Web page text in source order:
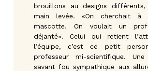
brouillons au designs différents,
main levée. «On cherchait à
mascotte. On voulait un
déjanté». Celui qui retient
l’équipe, c’est ce petit
professeur mi-scientifique.
savant fou sympathique aux